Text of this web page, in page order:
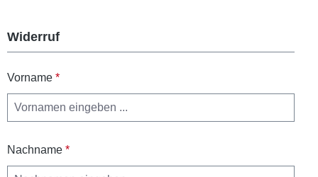
Widerruf
Vorname *
Nachname *